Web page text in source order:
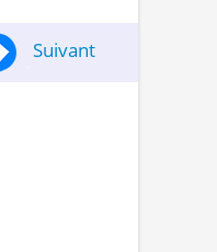
Suivant